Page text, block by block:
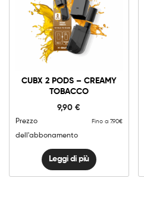
CUBX 2 PODS – CREAMY
TOBACCO
9,90€
Prezzo
dell'abbonamento
Fino a 7.90€
Leggi di più